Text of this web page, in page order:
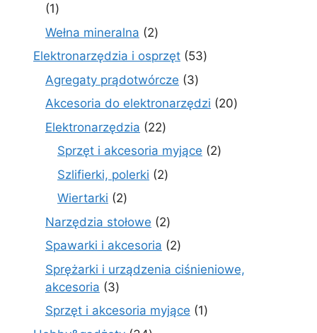
11
produkt
Wełna mineralna 22
produkty
Elektronarzędzia i osprzęt 5353
Agregaty prądotwórcze 33
produkty
Akcesoria do elektronarzędzi 2020
Elektronarzędzia 2222
produkty
Sprzęt i akcesoria myjące 22
Szlifierki, polerki 22
Wiertarki 22
produkty
Narzędzia stołowe 22
produkty
Spawarki i akcesoria 22
produkty
Sprężarki i urządzenia ciśnieniowe,
akcesoria
33
produkty
Sprzęt i akcesoria myjące 11